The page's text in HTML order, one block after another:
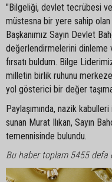
"Bilgeliği, devlet tecrübesi
müstesna bir yere sahip
Başkanımız Sayın Devlet
değerlendirmelerini
fırsatı buldum. Bilge
milletin birlik ruhunu
yol gösterici bir değer
Paylaşımında, nazik
sunan Murat Ilıkan, Sayın
temennisinde bulundu.
Bu haber toplam 5455 defa